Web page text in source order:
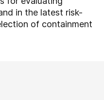
in the latest risk-
of containment